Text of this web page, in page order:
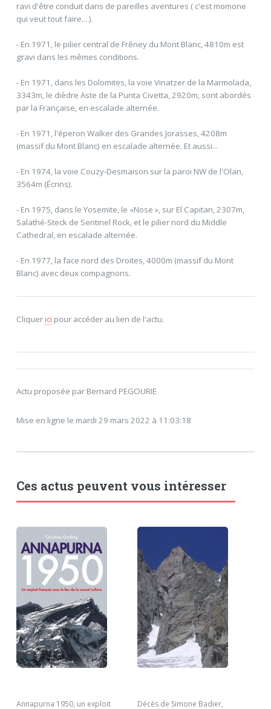
ravi d'être conduit dans de pareilles aventures ( c'est momone
qui veut tout faire... ).
- En 1971, le pilier central de Frêney du Mont Blanc, 4810m est
gravi dans les mêmes conditions.
- En 1971, dans les Dolomites, la voie Vinatzer de la Marmolada,
3343m, le dièdre Aste de la Punta Civetta, 2920m, sont abordés
par la Française, en escalade alternée.
- En 1971, l'éperon Walker des Grandes Jorasses, 4208m
(massif du Mont Blanc) en escalade alternée. Et aussi...
- En 1974, la voie Couzy-Desmaison sur la paroi NW de l'Olan,
3564m (Écrins).
- En 1975, dans le Yosemite, le «Nose », sur El Capitan, 2307m,
Salathé-Steck de Sentinel Rock, et le pilier nord du Middle
Cathedral, en escalade alternée.
- En 1977, la face nord des Droites, 4000m (massif du Mont
Blanc) avec deux compagnons.
Cliquerici pour accéder au lien de l'actu.
Actu proposée par Bernard PEGOURIE
Mise en ligne le mardi 29 mars 2022 à 11:03:18
Ces actus peuvent vous intéresser
Annapurna 1950, un exploit Décès de Simone Badier,